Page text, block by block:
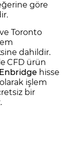
göre
ve Toronto
dahildir.
CFD ürün
Enbridge hisse
işlem
bir